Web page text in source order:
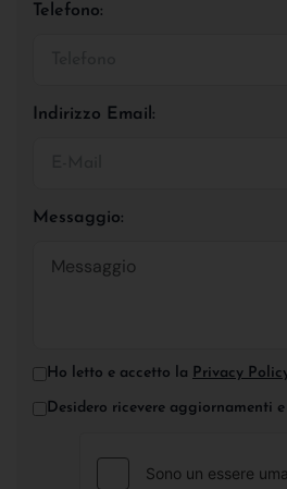
Telefono:
Indirizzo Email:
Messaggio:
Ho letto e accetto la Privacy
Desidero ricevere aggiornamenti